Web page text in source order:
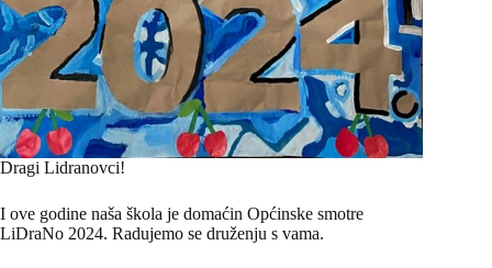
Dragi Lidranovci!
I ove godine naša škola je domaćin Općinske smotre
LiDraNo 2024. Radujemo se druženju s vama.